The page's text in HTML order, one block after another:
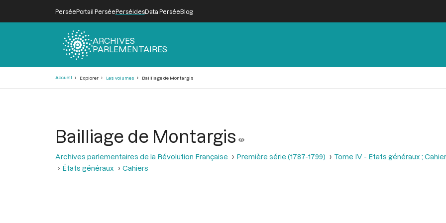
PerséePortail PerséePerséidesData PerséeBlog
ARCHIVES
PARLEMENTAIRES
Accueil Explorer Les volumes Bailliage de Montargis
Bailliage de Montargis
Archives parlementaires de la Révolution Française Première série (1787-1799)
Tome IV - Etats généraux ;
États généraux
Cahiers